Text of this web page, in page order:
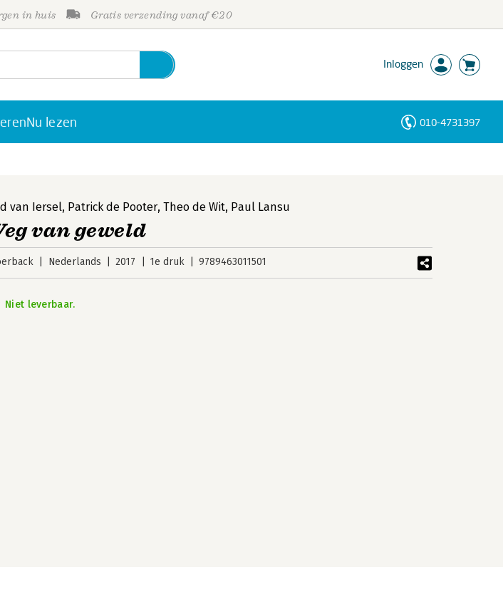
in huis Gratis verzending vanaf €20
Inloggen
Nu lezen 010-4731397
van Iersel, Patrick de Pooter,Theo de Wit, Paul Lansu
van geweld
Nederlands 2017 1e druk 9789463011501
Niet leverbaar.
Personen